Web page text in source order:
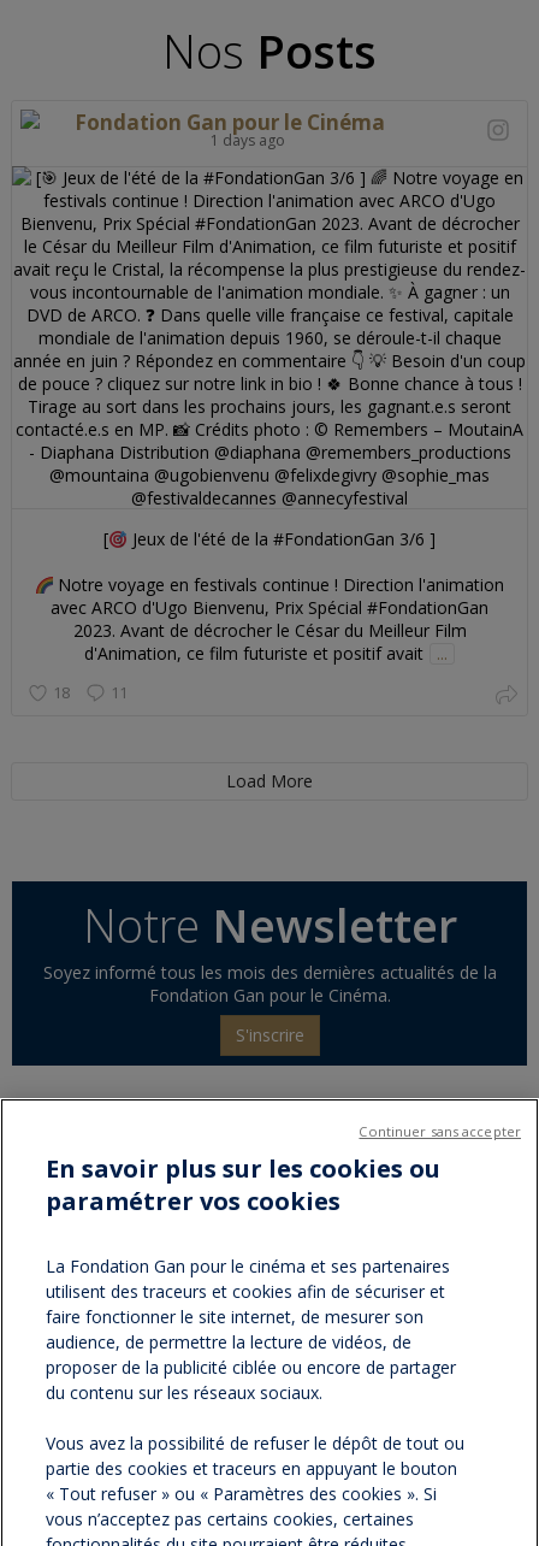
Nos Posts
Fondation Gan pour le Cinéma
1 days ago
[
Jeux de l'été de la #FondationGan 3/6 ]
Notre voyage en festivals continue ! Direction l'animation
avec ARCO d'Ugo Bienvenu, Prix Spécial #FondationGan
2023. Avant de décrocher le César du Meilleur Film
d'Animation, ce film futuriste et positif avait
...
18 11
Load More
Notre Newsletter
Soyez informé tous les mois des dernières actualités de la
Fondation Gan pour le Cinéma.
S'inscrire
facebook
twitterVersion
imprimable
NOS NEWSLETTERS
NOS PARTENAIRES
ESPACE PRESSE
NOS ACTUALITÉS
En savoir plus sur les cookies ou
paramétrer vos cookies
La Fondation Gan pour le cinéma et ses partenaires
utilisent des traceurs et cookies afin de sécuriser et
faire fonctionner le site internet, de mesurer son
audience, de permettre la lecture de vidéos, de
proposer de la publicité ciblée ou encore de partager
du contenu sur les réseaux sociaux.
Vous avez la possibilité de refuser le dépôt de tout ou
partie des cookies et traceurs en appuyant le bouton
« Tout refuser » ou « Paramètres des cookies ». Si
vous n’acceptez pas certains cookies, certaines
Continuer sans accepter